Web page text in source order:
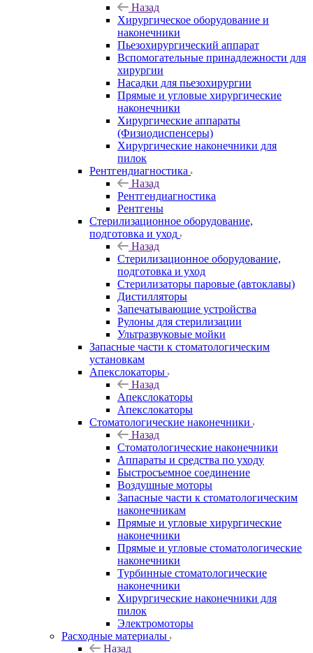
Назад
Хирургическое оборудование и
наконечники
Пьезохирургический аппарат
Вспомогательные принадлежности для
хирургии
Насадки для пьезохирургии
Прямые и угловые хирургические
наконечники
Хирургические аппараты
(Физиодиспенсеры)
Хирургические наконечники для
пилок
Рентгендиагностика
Назад
Рентгендиагностика
Рентгены
Стерилизационное оборудование,
подготовка и уход
Назад
Стерилизационное оборудование,
подготовка и уход
Стерилизаторы паровые (автоклавы)
Дистилляторы
Запечатывающие устройства
Рулоны для стерилизации
Ультразвуковые мойки
Запасные части к стоматологическим
установкам
Апекслокаторы
Назад
Апекслокаторы
Апекслокаторы
Стоматологические наконечники
Назад
Стоматологические наконечники
Аппараты и средства по уходу
Быстросъемное соединение
Воздушные моторы
Запасные части к стоматологическим
наконечникам
Прямые и угловые хирургические
наконечники
Прямые и угловые стоматологические
наконечники
Турбинные стоматологические
наконечники
Хирургические наконечники для
пилок
Электромоторы
Расходные материалы
Назад